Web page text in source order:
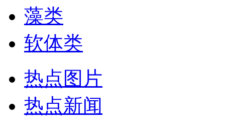
藻类
软体类
热点图片
热点新闻